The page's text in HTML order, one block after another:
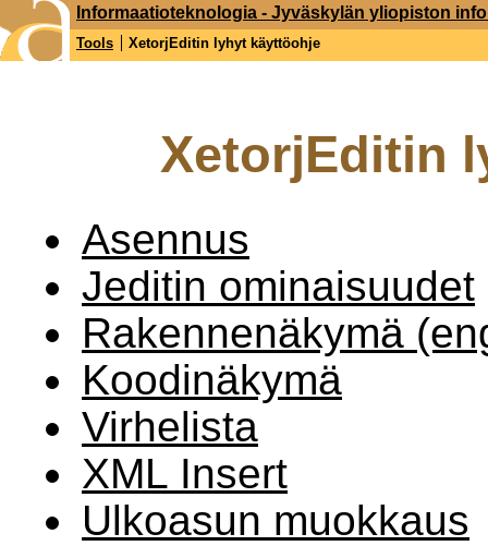
XetorjEditin
Asennus
Jeditin ominaisuudet
Rakennenäkymä
Koodinäkymä
Virhelista
XML Insert
Ulkoasun muokkaus
Informaatioteknologia - Jyväskylän yliopiston
Tools XetorjEditin lyhyt käyttöohje